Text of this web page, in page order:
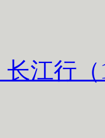
长江行